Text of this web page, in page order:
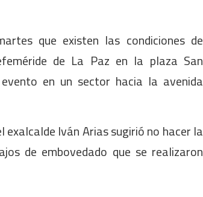
que existen las condiciones de
de La Paz en la plaza San
en un sector hacia la avenida
exalcalde Iván Arias sugirió no hacer la
de embovedado que se realizaron